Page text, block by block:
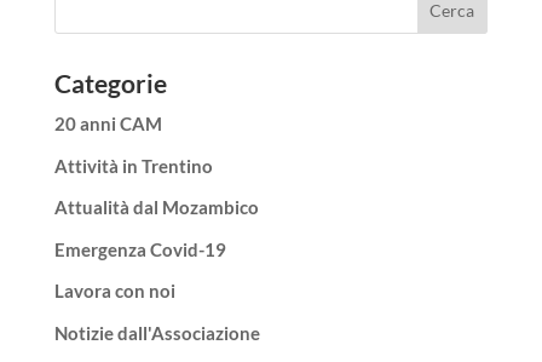
Categorie
20 anni CAM
Attività in Trentino
Attualità dal Mozambico
Emergenza Covid-19
Lavora con noi
Notizie dall'Associazione